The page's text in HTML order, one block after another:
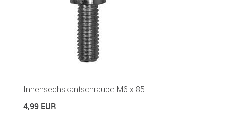
Innensechskantschraube M6 x 85
4,99 EUR